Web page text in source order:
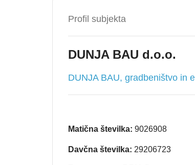
Profil subjekta
DUNJA BAU d.o.o.
DUNJA BAU, gradbeništvo in
Matična številka: 9026908
Davčna številka: 29206723